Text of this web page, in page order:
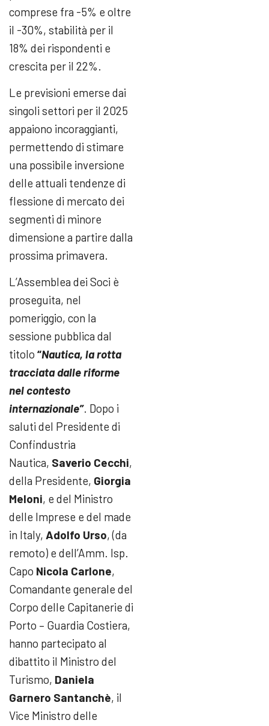
comprese fra -5% e oltre
il -30%, stabilità per il
18% dei rispondenti e
crescita per il 22%.
Le previsioni emerse dai
singoli settori per il 2025
appaiono incoraggianti,
permettendo di stimare
una possibile inversione
delle attuali tendenze di
flessione di mercato dei
segmenti di minore
dimensione a partire dalla
prossima primavera.
L’Assemblea dei Soci è
proseguita, nel
pomeriggio, con la
sessione pubblica dal
titolo “Nautica, la rotta
tracciata dalle riforme
nel contesto
internazionale”. Dopo i
saluti del Presidente di
Confindustria
Nautica, Saverio Cecchi,
della Presidente, Giorgia
Meloni, e del Ministro
delle Imprese e del made
in Italy, Adolfo Urso, (da
remoto) e dell’Amm. Isp.
Capo Nicola Carlone,
Comandante generale del
Corpo delle Capitanerie di
Porto – Guardia Costiera,
hanno partecipato al
dibattito il Ministro del
Turismo, Daniela
Garnero Santanchè, il
Vice Ministro delle